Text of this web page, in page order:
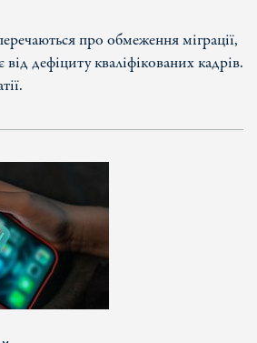
про обмеження міграції,
від дефіциту кваліфікованих кадрів.